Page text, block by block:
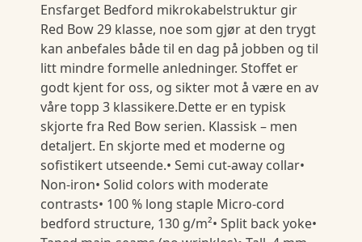
Ensfarget Bedford mikrokabelstruktur gir
Red Bow 29 klasse, noe som gjør at den trygt
kan anbefales både til en dag på jobben og til
litt mindre formelle anledninger. Stoffet er
godt kjent for oss, og sikter mot å være en av
våre topp 3 klassikere.Dette er en typisk
skjorte fra Red Bow serien. Klassisk – men
detaljert. En skjorte med et moderne og
sofistikert utseende.• Semi cut-away collar•
Non-iron• Solid colors with moderate
contrasts• 100 % long staple Micro-cord
bedford structure, 130 g/m²• Split back yoke•